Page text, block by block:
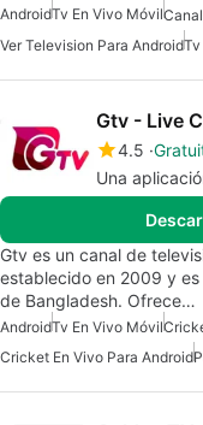
AndroidTv En Vivo Móvil
Ver Television Para Android
Gtv - Live
4.5
Una
Gtv es un canal de
establecido en 2009 y
de Bangladesh. Ofrece…
AndroidTv En Vivo Móvil
Cricket En Vivo Para Android